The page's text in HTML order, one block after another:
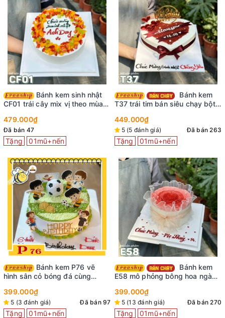
Bánh kem sinh nhật
CF01 trái cây mix vị theo mùa
479.000₫
Đã bán 47
Tặng 01mũ+nến
T37 trái tim bán siêu chạy bột
băng sáng tạo
449.000₫
5 (5 đánh giá) Đã bán 263
Tặng 01mũ+nến
Bánh kem P76 vẽ
hình sân cỏ bóng đá cùng
vẻ
399.000₫
5 (3 đánh giá) Đã bán 97
Tặng 01mũ+nến
E58 mô phỏng bông hoa ngàn
399.000₫
5 (13 đánh giá) Đã bán 270
Tặng 01mũ+nến